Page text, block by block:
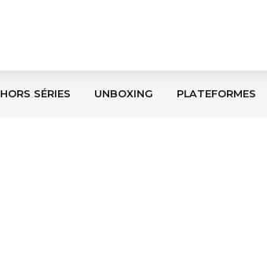
HORS SÉRIES UNBOXING PLATEFORMES